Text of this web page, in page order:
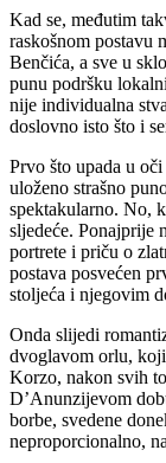
Kad se, međutim
raskošnom postavu
Benčića, a sve u
punu podršku
nije individualna
doslovno isto što i
Prvo što upada u
uloženo strašno
spektakularno. No,
sljedeće. Ponajprije
portrete i priču o
postava posvećen
stoljeća i njegovim
Onda slijedi
dvoglavom orlu,
Korzo, nakon svih
D’Anunzijevom
borbe, svedene
neproporcionalno,